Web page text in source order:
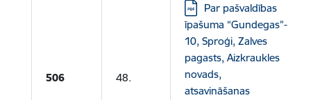
506 48.
Lejupielādēt:
Par pašvaldības
īpašuma “Gundegas”-
10, Sproģi, Zalves
pagasts, Aizkraukles
novads,
atsavināšanas